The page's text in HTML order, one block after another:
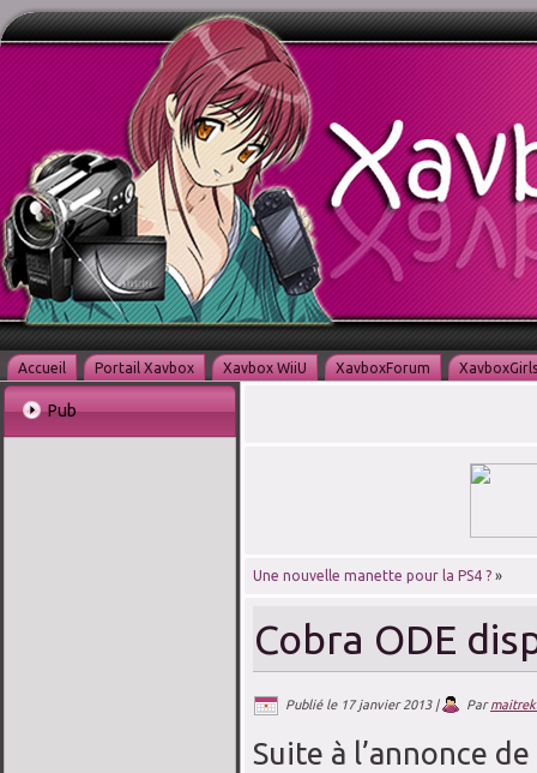
Accueil Portail Xavbox Xavbox WiiU XavboxForum XavboxGirls
Pub
Une nouvelle manette pour la PS4 ? »
Cobra ODE
Publié le 17 janvier 2013| Par
Suite à l’annonce